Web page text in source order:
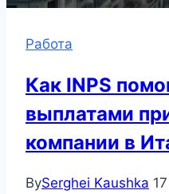
Работа
Как INPS
выплатами
компании в
BySerghei Kaushka